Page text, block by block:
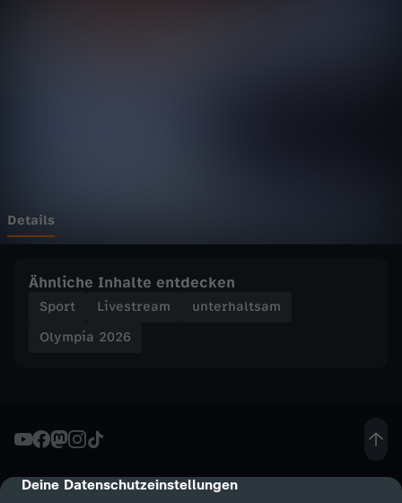
cmp-dialog-description
Deine Datenschutzeinstellungen
C
r
n
g
Details
Ähnliche Inhalte entdecken
Sport Livestream
unterhaltsam
Olympia 2026